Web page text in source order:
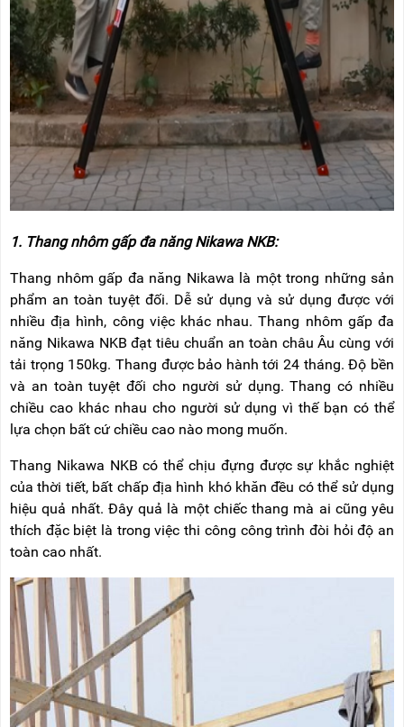
HỆ
RẢNH
TAY
ĐẨY
HÀNG
BỘ
DÂY
THOÁT
HIỂM
TỰ
NÂNG
1. Thang nhôm gấp đa năng Nikawa NKB:
Thang nhôm gấp đa năng Nikawa là một trong những sản
phẩm an toàn tuyệt đối. Dễ sử dụng và sử dụng được với
nhiều địa hình, công việc khác nhau. Thang nhôm gấp đa
năng Nikawa NKB đạt tiêu chuẩn an toàn châu Âu cùng với
tải trọng 150kg. Thang được bảo hành tới 24 tháng. Độ bền
và an toàn tuyệt đối cho người sử dụng. Thang có nhiều
chiều cao khác nhau cho người sử dụng vì thế bạn có thể
lựa chọn bất cứ chiều cao nào mong muốn.
Thang Nikawa NKB có thể chịu đựng được sự khắc nghiệt
của thời tiết, bất chấp địa hình khó khăn đều có thể sử dụng
hiệu quả nhất. Đây quả là một chiếc thang mà ai cũng yêu
thích đặc biệt là trong việc thi công công trình đòi hỏi độ an
toàn cao nhất.